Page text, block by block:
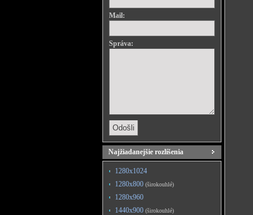
Mail:
Správa:
Najžiadanejšie rozlíšenia
1280x1024
1280x800 (širokouhlé)
1280x960
1440x900 (širokouhlé)